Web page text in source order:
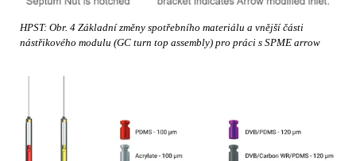
HPST: Obr. 4 Základní změny spotřebního materiálu a vnější části
nástřikového modulu (GC turn top assembly) pro práci s SPME arrow